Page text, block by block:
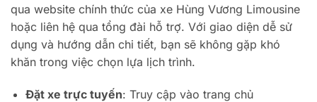
qua website chính thức của xe Hùng Vương Limousine
hoặc liên hệ qua tổng đài hỗ trợ. Với giao diện dễ sử
dụng và hướng dẫn chi tiết, bạn sẽ không gặp khó
khăn trong việc chọn lựa lịch trình.
Đặt xe trực tuyến: Truy cập vào trang chủ